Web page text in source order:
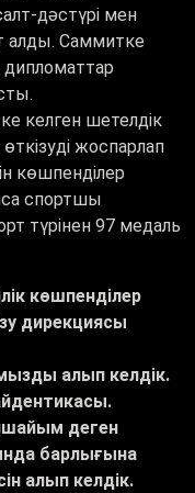
дәстүрі мен
алды. Саммитке
келген шетелдік
жоспарлап
көшпенділер
спортшы
түрінен 97 медаль
көшпенділер
дирекциясы
алып келдік.
деген
барлығына
алып келдік.